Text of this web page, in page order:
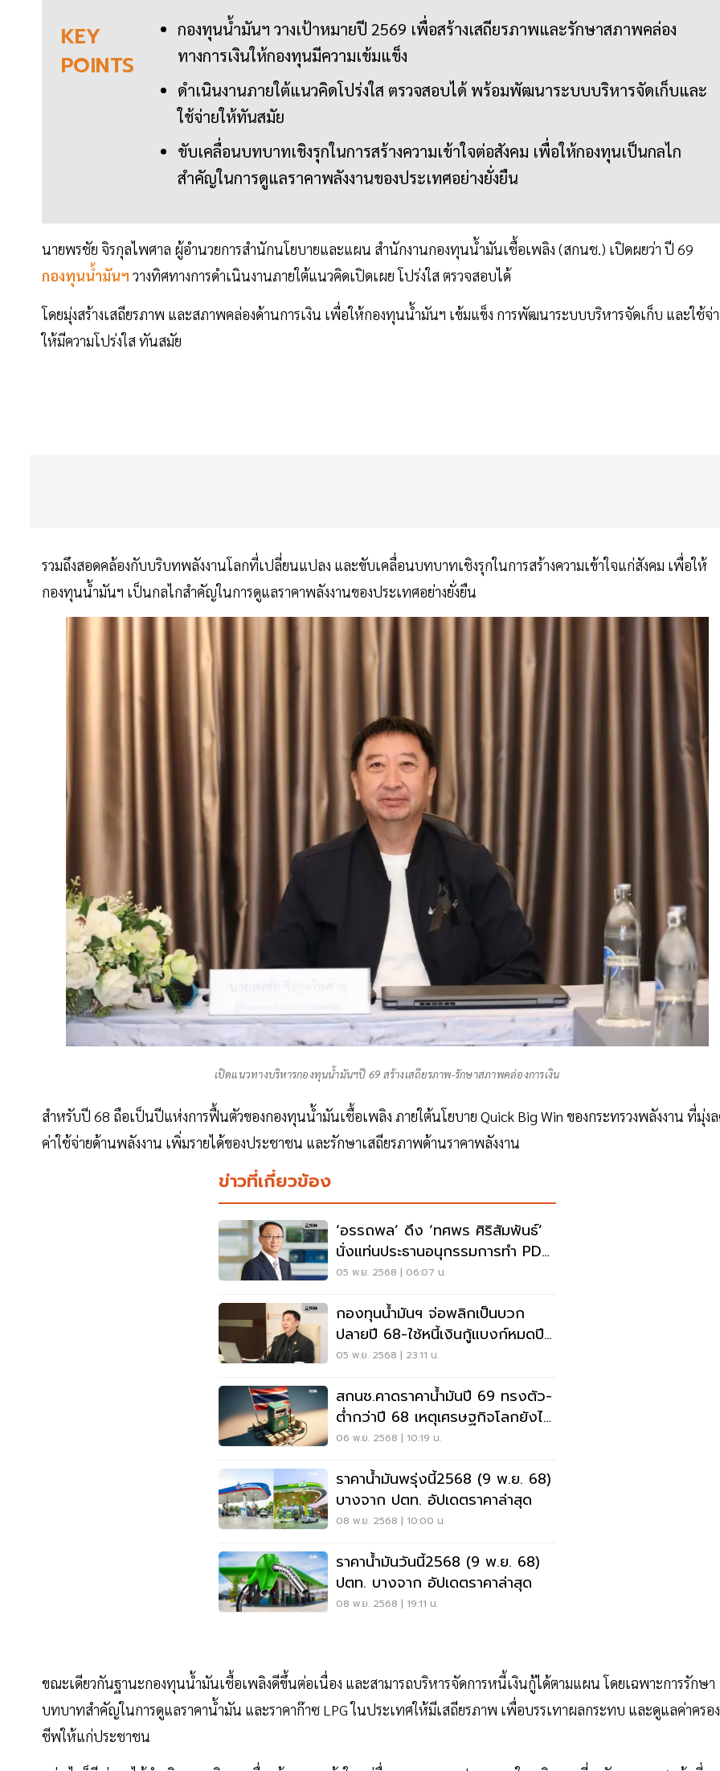
KEY
POINTS
กองทุนน้ำมันฯ วางเป้าหมายปี 2569 เพื่อสร้างเสถียรภาพและรักษาสภาพคล่อง
ทางการเงินให้กองทุนมีความเข้มแข็ง
ดำเนินงานภายใต้แนวคิดโปร่งใส ตรวจสอบได้ พร้อมพัฒนาระบบบริหารจัดเก็บและ
ใช้จ่ายให้ทันสมัย
ขับเคลื่อนบทบาทเชิงรุกในการสร้างความเข้าใจต่อสังคม เพื่อให้กองทุนเป็นกลไก
สำคัญในการดูแลราคาพลังงานของประเทศอย่างยั่งยืน
นายพรชัย จิรกุลไพศาล ผู้อำนวยการสำนักนโยบายและแผน สำนักงานกองทุนน้ำมันเชื้อเพลิง (สกนช.) เปิดผยว่า ปี 69
กองทุนน้ำมันฯ วางทิศทางการดำเนินงานภายใต้แนวคิดเปิดเผย โปร่งใส ตรวจสอบได้
โดยมุ่งสร้างเสถียรภาพ และสภาพคล่องด้านการเงิน เพื่อให้กองทุนน้ำมันฯ เข้มแข็ง การพัฒนาระบบบริหารจัดเก็บ และใช้จ่
ให้มีความโปร่งใส ทันสมัย
รวมถึงสอดคล้องกับบริบทพลังงานโลกที่เปลี่ยนแปลง และขับเคลื่อนบทบาทเชิงรุกในการสร้างความเข้าใจแก่สังคม เพื่อให้
กองทุนน้ำมันฯ เป็นกลไกสำคัญในการดูแลราคาพลังงานของประเทศอย่างยั่งยืน
เปิดแนวทางบริหารกองทุนน้ำมันฯปี 69 สร้างเสถียรภาพ-รักษาสภาพคล่องการเงิน
สำหรับปี 68 ถือเป็นปีแห่งการฟื้นตัวของกองทุนน้ำมันเชื้อเพลิง ภายใต้นโยบาย Quick Big Win ของกระทรวงพลังงาน ที่มุ่ง
ค่าใช้จ่ายด้านพลังงาน เพิ่มรายได้ของประชาชน และรักษาเสถียรภาพด้านราคาพลังงาน
ข่าวที่เกี่ยวข้อง
‘อรรถพล’ ดึง ‘ทศพร ศิริสัมพันธ์’
นั่งแท่นประธานอนุกรรมการทำ PDP
ชุดใหม่
05 พ.ย. 2568 | 06:07 น.
กองทุนน้ำมันฯ จ่อพลิกเป็นบวก
ปลายปี 68-ใช้หนี้เงินกู้แบงก์หมดปี
72
05 พ.ย. 2568 | 23:11 น.
สกนช.คาดราคาน้ำมันปี 69 ทรงตัว-
ต่ำกว่าปี 68 เหตุเศรษฐกิจโลกยังไม่
ฟื้น
06 พ.ย. 2568 | 10:19 น.
ราคาน้ำมันพรุ่งนี้2568 (9 พ.ย. 68)
บางจาก ปตท. อัปเดตราคาล่าสุด
08 พ.ย. 2568 | 10:00 น.
ราคาน้ำมันวันนี้2568 (9 พ.ย. 68)
ปตท. บางจาก อัปเดตราคาล่าสุด
08 พ.ย. 2568 | 19:11 น.
ขณะเดียวกันฐานะกองทุนน้ำมันเชื้อเพลิงดีขึ้นต่อเนื่อง และสามารถบริหารจัดการหนี้เงินกู้ได้ตามแผน โดยเฉพาะการรักษา
บทบาทสำคัญในการดูแลราคาน้ำมัน และราคาก๊าซ LPG ในประเทศให้มีเสถียรภาพ เพื่อบรรเทาผลกระทบ และดูแลค่าครอง
ชีพให้แก่ประชาชน